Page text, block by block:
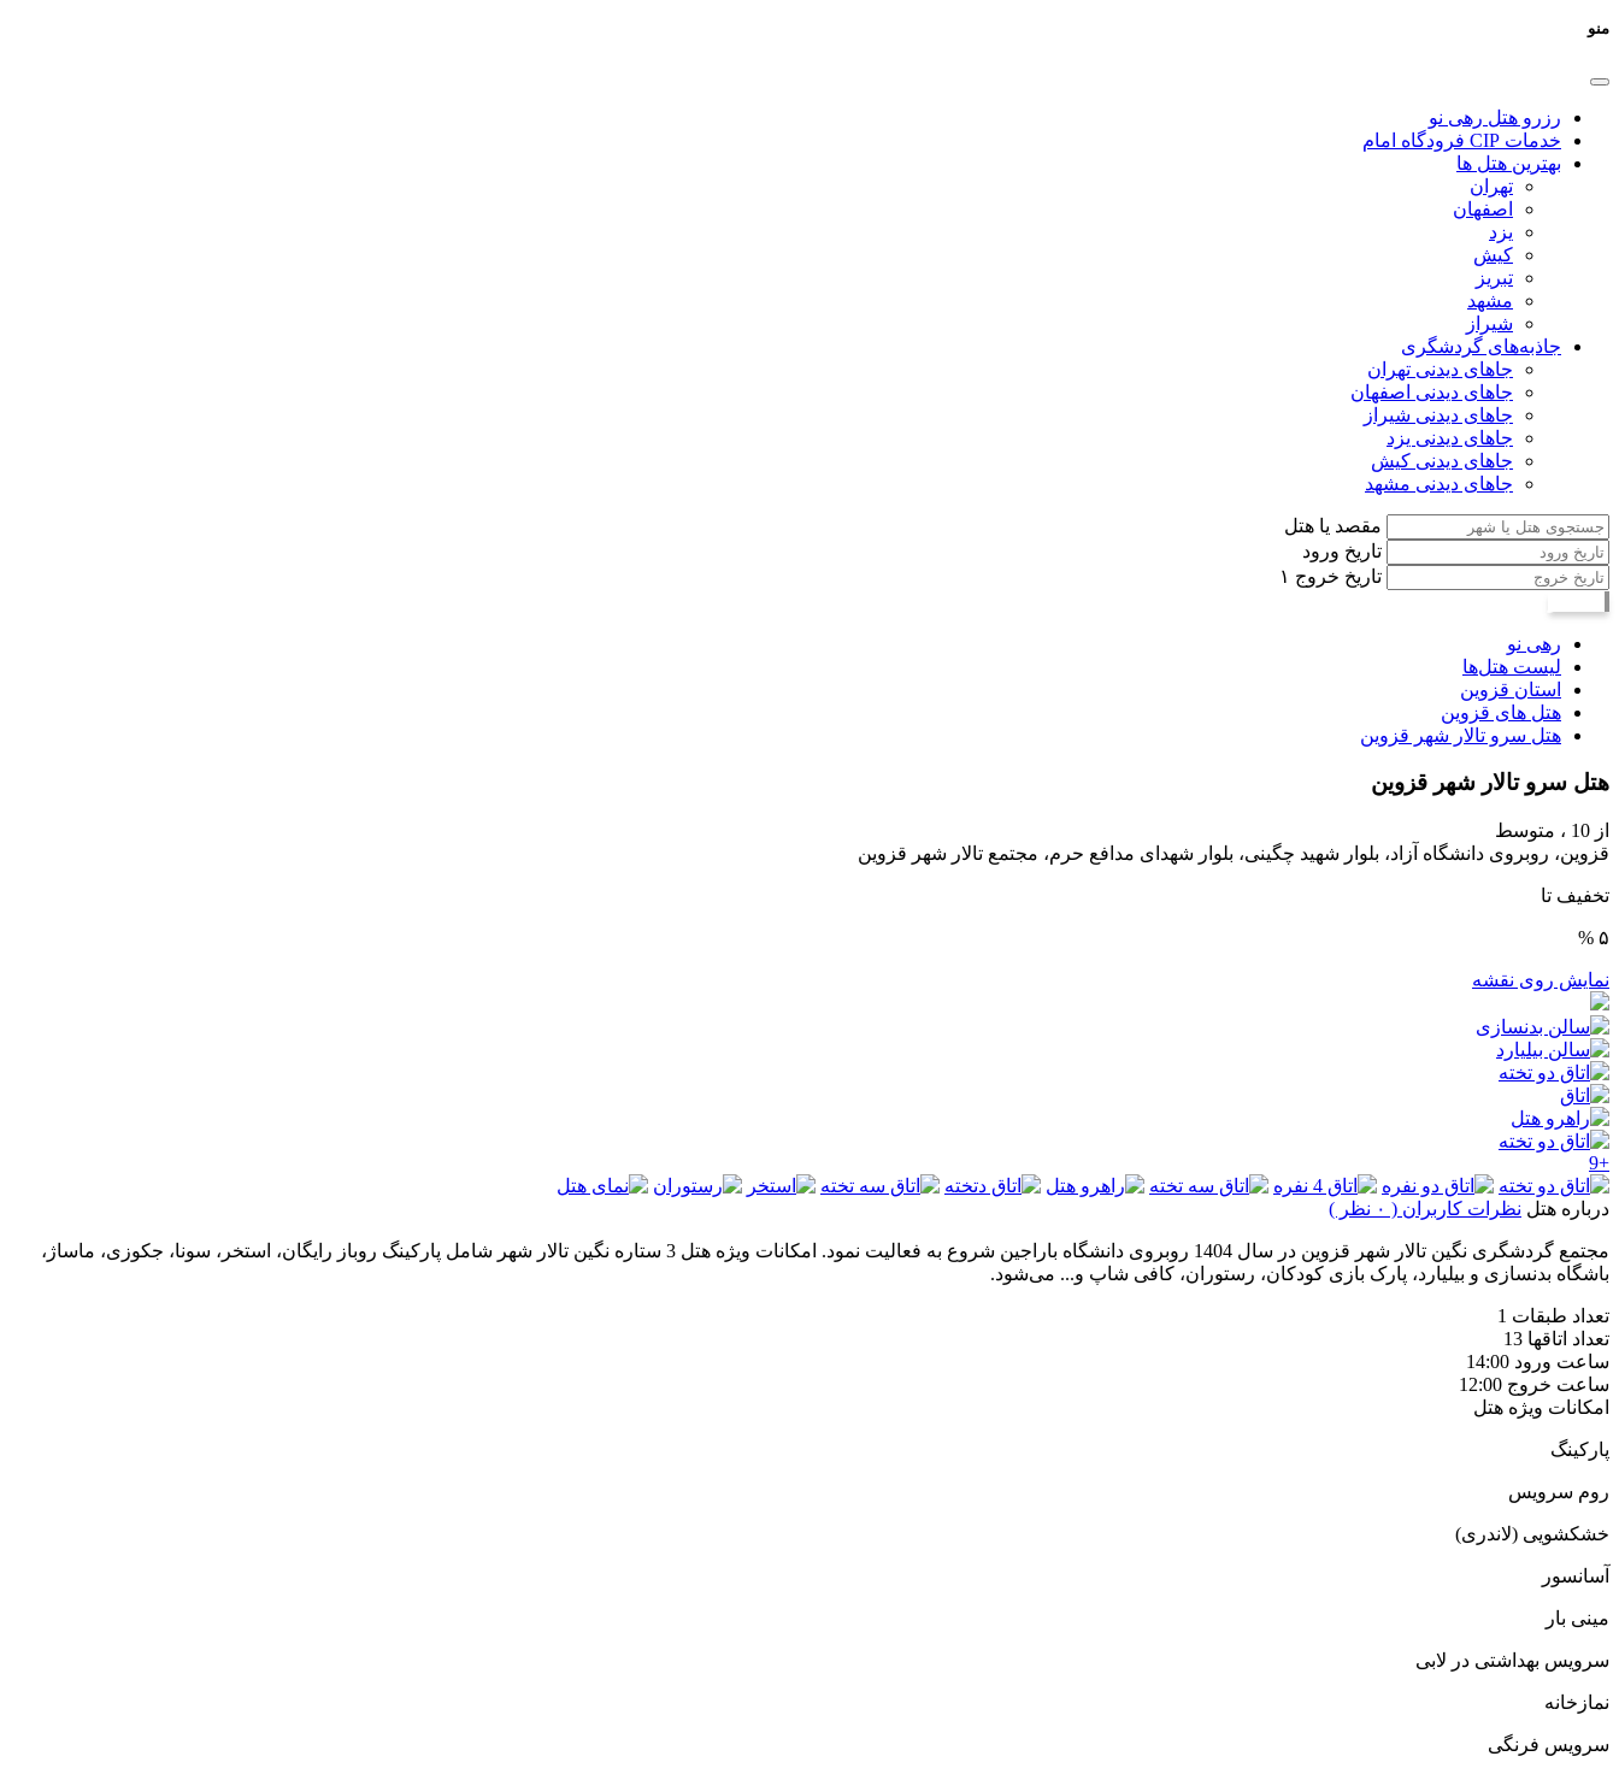
منو
رزرو هتل رهی نو
خدمات CIP فرودگاه امام
بهترین هتل ها
تهران
اصفهان
یزد
کیش
تبریز
مشهد
شیراز
جاذبه‌های گردشگری
جاهای دیدنی تهران
جاهای دیدنی اصفهان
جاهای دیدنی شیراز
جاهای دیدنی یزد
جاهای دیدنی کیش
جاهای دیدنی مشهد
مقصد یا هتل
تاریخ ورود
تاریخ خروج ۱
رهی نو
لیست هتل‌ها
استان قزوین
هتل های قزوین
هتل سرو تالار شهر قزوین
هتل سرو تالار شهر قزوین
از 10 ،
متوسط
قزوین، روبروی دانشگاه آزاد، بلوار شهید چگینی، بلوار شهدای مدافع حرم، مجتمع تالار شهر قزوین
تخفیف تا
۵ %
نمایش روی نقشه
+9
درباره هتل نظرات کاربران ( ۰ نظر )
مجتمع گردشگری نگین تالار شهر قزوین در سال 1404 روبروی دانشگاه باراجین شروع به فعالیت نمود. امکانات ویژه هتل 3 ستاره نگین تالار شهر شامل پارکینگ روباز رایگان، استخر، سونا، جکوزی، ماساژ،
باشگاه بدنسازی و بیلیارد، پارک بازی کودکان، رستوران، کافی شاپ و... می‌شود.
تعداد طبقات 1
تعداد اتاقها 13
ساعت ورود 14:00
ساعت خروج 12:00
امکانات ویژه هتل
پارکینگ
روم سرویس
خشکشویی (لاندری)
آسانسور
مینی بار
سرویس بهداشتی در لابی
نمازخانه
سرویس فرنگی